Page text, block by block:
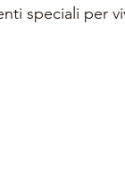
speciali per